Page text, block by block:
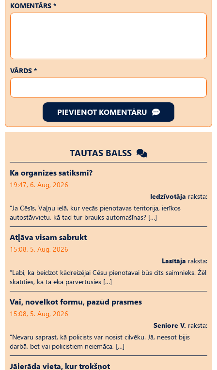
KOMENTĀRS *
VĀRDS *
PIEVIENOT KOMENTĀRU
TAUTAS BALSS
Kā organizēs satiksmi?
19:47, 6. Aug, 2026
Iedzīvotāja raksta:
“Ja Cēsīs, Vaļņu ielā, kur vecās pienotavas teritorija, ierīkos
autostāvvietu, kā tad tur brauks automašīnas? […]
Atļāva visam sabrukt
15:08, 5. Aug, 2026
Lasītāja raksta:
“Labi, ka beidzot kādreizējai Cēsu pienotavai būs cits saimnieks. Žēl
skatīties, kā tā ēka pārvērtusies […]
Vai, novelkot formu, pazūd prasmes
15:08, 5. Aug, 2026
Seniore V. raksta:
“Nevaru saprast, kā policists var nosist cilvēku. Jā, neesot bijis
darbā, bet vai policistiem neiemāca, […]
Jāierāda vieta, kur trokšņot